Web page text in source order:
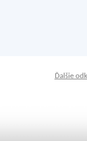
Ďalšie